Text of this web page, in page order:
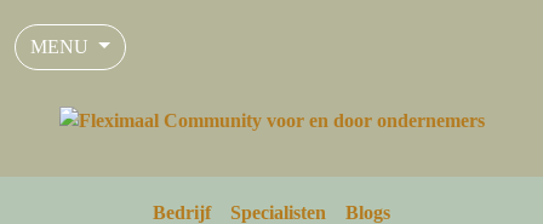
MENU
Bedrijf Specialisten Blogs